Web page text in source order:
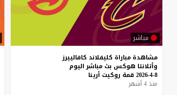
مباشر
مشاهدة مباراة كليفلاند كافالييرز
وأتلانتا هوكس بث مباشر اليوم
8-4-2026
قمة روكيت أرينا
منذ 4 أشهر